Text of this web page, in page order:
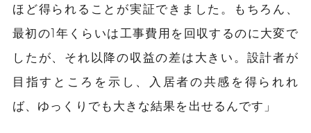
ほど得られることが実証できました。もちろん、
最初の1年くらいは工事費用を回収するのに大変で
したが、それ以降の収益の差は大きい。設計者が
目指すところを示し、入居者の共感を得られれ
ば、ゆっくりでも大きな結果を出せるんです」